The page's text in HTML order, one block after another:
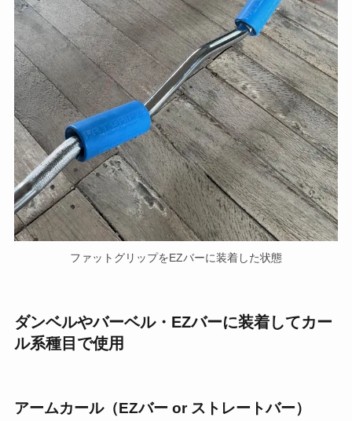
ファットグリップをEZバーに装着した状態
ダンベルやバーベル・EZバーに装着してカー
ル系種目で使用
アームカール（EZバー or ストレートバー）